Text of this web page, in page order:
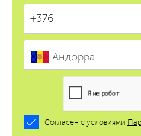
Андорра
Согласен с условиями